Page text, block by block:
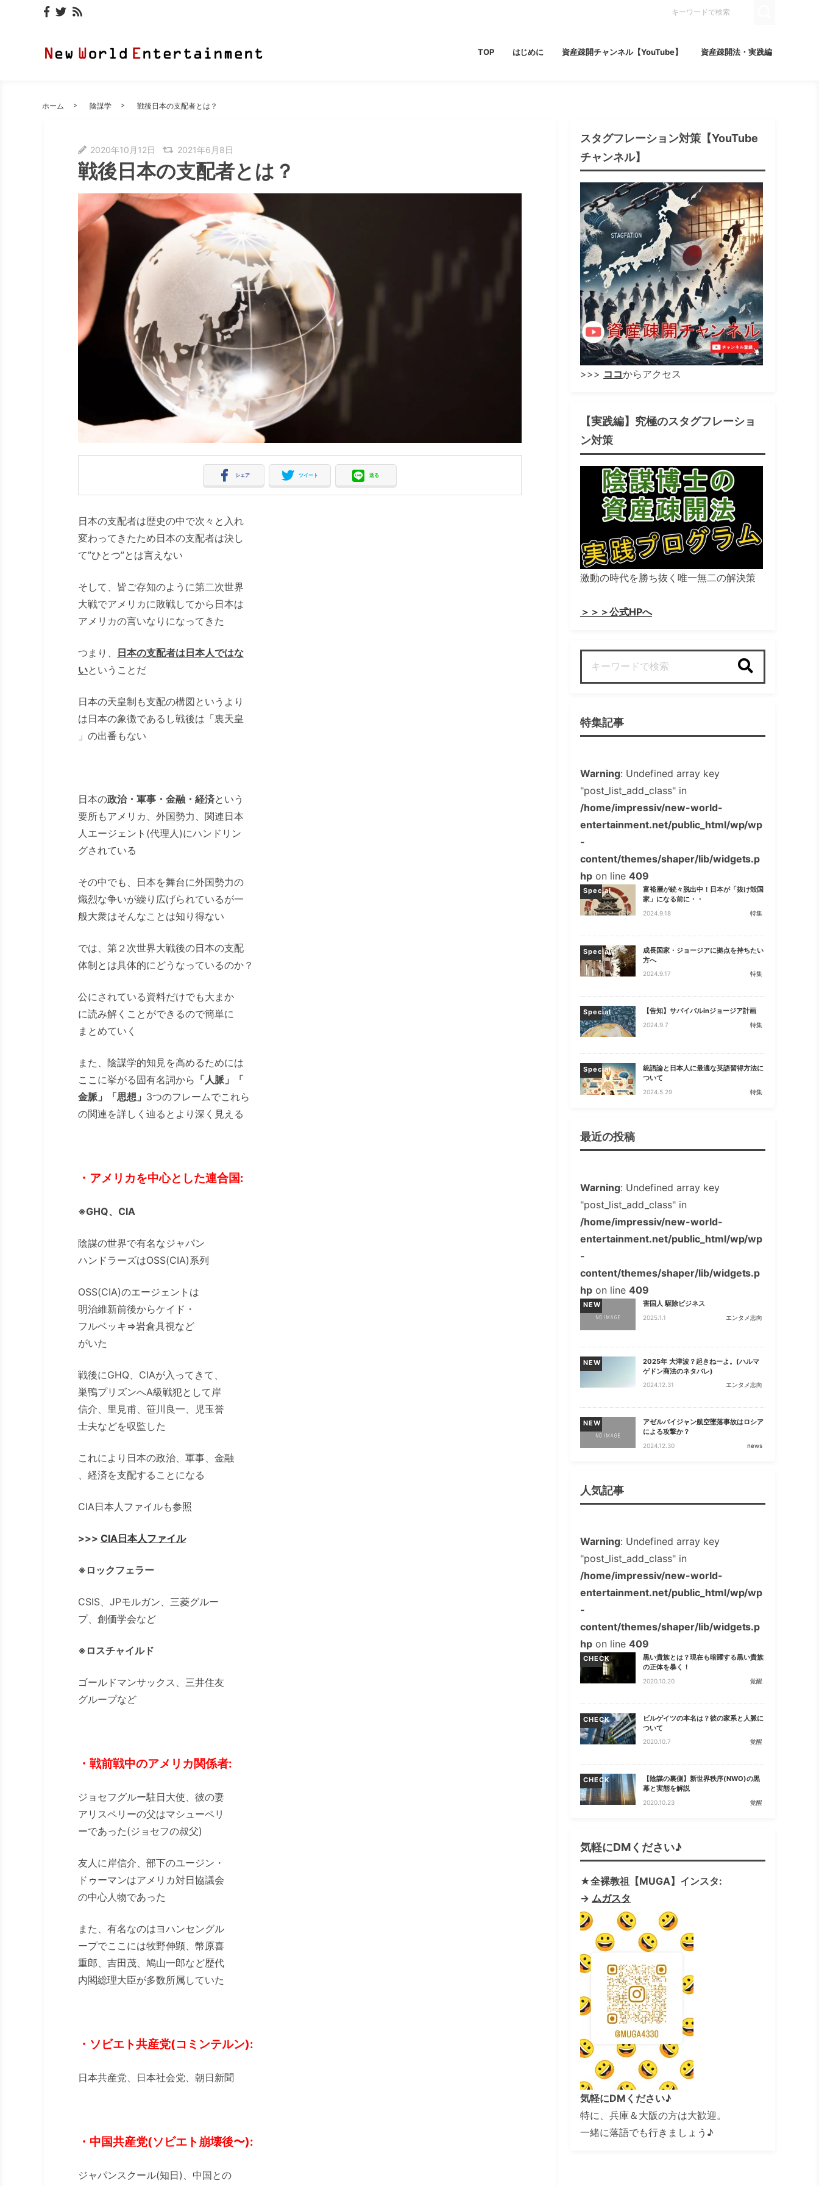
TOP はじめに 資産疎開チャンネル【YouTube】 資産疎開法・実践編
ホーム 陰謀学 戦後日本の支配者とは？
2020年10月12日 2021年6月8日
戦後日本の支配者とは？
シェア ツイート 送る
日本の支配者は歴史の中で次々と入れ
変わってきたため日本の支配者は決し
て”ひとつ”とは言えない
そして、皆ご存知のように第二次世界
大戦でアメリカに敗戦してから日本は
アメリカの言いなりになってきた
つまり、
日本の支配者は日本人ではな
いということだ
日本の天皇制も支配の構図というより
は日本の象徴であるし戦後は「裏天皇
」の出番もない
日本の政治・軍事・金融・経済という
要所もアメリカ、外国勢力、関連日本
人エージェント(代理人)にハンドリン
グされている
その中でも、日本を舞台に外国勢力の
熾烈な争いが繰り広げられているが一
般大衆はそんなことは知り得ない
では、第２次世界大戦後の日本の支配
体制とは具体的にどうなっているのか？
公にされている資料だけでも大まか
に読み解くことができるので簡単に
まとめていく
また、陰謀学的知見を高めるためには
ここに挙がる固有名詞から 「人脈」「
金脈」「思想」 3つのフレームでこれら
の関連を詳しく辿るとより深く見える
・アメリカを中心とした連合国:
※GHQ、CIA
陰謀の世界で有名なジャパン
ハンドラーズはOSS(CIA)系列
OSS(CIA)のエージェントは
明治維新前後からケイド・
フルベッキ⇒岩倉具視など
がいた
戦後にGHQ、CIAが入ってきて、
巣鴨プリズンへA級戦犯として岸
信介、里見甫、笹川良一、児玉誉
士夫などを収監した
これにより日本の政治、軍事、金融
、経済を支配することになる
CIA日本人ファイルも参照
>>> CIA日本人ファイル
※ロックフェラー
CSIS、JPモルガン、三菱グルー
プ、創価学会など
※ロスチャイルド
ゴールドマンサックス、三井住友
グループなど
・戦前戦中のアメリカ関係者:
ジョセフグルー駐日大使、彼の妻
アリスペリーの父はマシューペリ
ーであった(ジョセフの叔父)
友人に岸信介、部下のユージン・
ドゥーマンはアメリカ対日協議会
の中心人物であった
また、有名なのはヨハンセングル
ープでここには牧野伸顕、幣原喜
重郎、吉田茂、鳩山一郎など歴代
内閣総理大臣が多数所属していた
・ソビエト共産党(コミンテルン):
日本共産党、日本社会党、朝日新聞
・中国共産党(ソビエト崩壊後〜):
ジャパンスクール(知日)、中国との
スタグフレーション対策【YouTube
チャンネル】
>>> ココからアクセス
【実践編】究極のスタグフレーショ
ン対策
激動の時代を勝ち抜く唯一無二の解決策
＞＞＞公式HPへ
特集記事
Warning: Undefined array key
"post_list_add_class" in
/home/impressiv/new-world-
entertainment.net/public_html/wp/wp
-
content/themes/shaper/lib/widgets.p
hpon line 409
Special
富裕層が続々脱出中！日本が「抜け殻国
家」になる前に・・
2024.9.18 特集
Special
成長国家・ジョージアに拠点を持ちたい
方へ
2024.9.17 特集
Special 【告知】サバイバルinジョージア計画
2024.9.7 特集
Special
統語論と日本人に最適な英語習得方法に
ついて
2024.5.29 特集
最近の投稿
Warning: Undefined array key
"post_list_add_class" in
/home/impressiv/new-world-
entertainment.net/public_html/wp/wp
-
content/themes/shaper/lib/widgets.p
hpon line 409
NEW 害国人 駆除ビジネス
2025.1.1 エンタメ志向
NEW
2025年 大津波？起きねーよ。(ハルマ
ゲドン商法のネタバレ)
2024.12.31 エンタメ志向
NEW
アゼルバイジャン航空墜落事故はロシア
による攻撃か？
2024.12.30 news
人気記事
Warning: Undefined array key
"post_list_add_class" in
/home/impressiv/new-world-
entertainment.net/public_html/wp/wp
-
content/themes/shaper/lib/widgets.p
hpon line 409
CHECK
黒い貴族とは？現在も暗躍する黒い貴族
の正体を暴く！
2020.10.20 覚醒
CHECK
ビルゲイツの本名は？彼の家系と人脈に
ついて
2020.10.7 覚醒
CHECK
【陰謀の裏側】新世界秩序(NWO)の黒
幕と実態を解説
2020.10.23 覚醒
気軽にDMください♪
★全裸教祖【MUGA】インスタ:
→ ムガスタ
気軽にDMください♪
特に、兵庫＆大阪の方は大歓迎。
一緒に落語でも行きましょう♪